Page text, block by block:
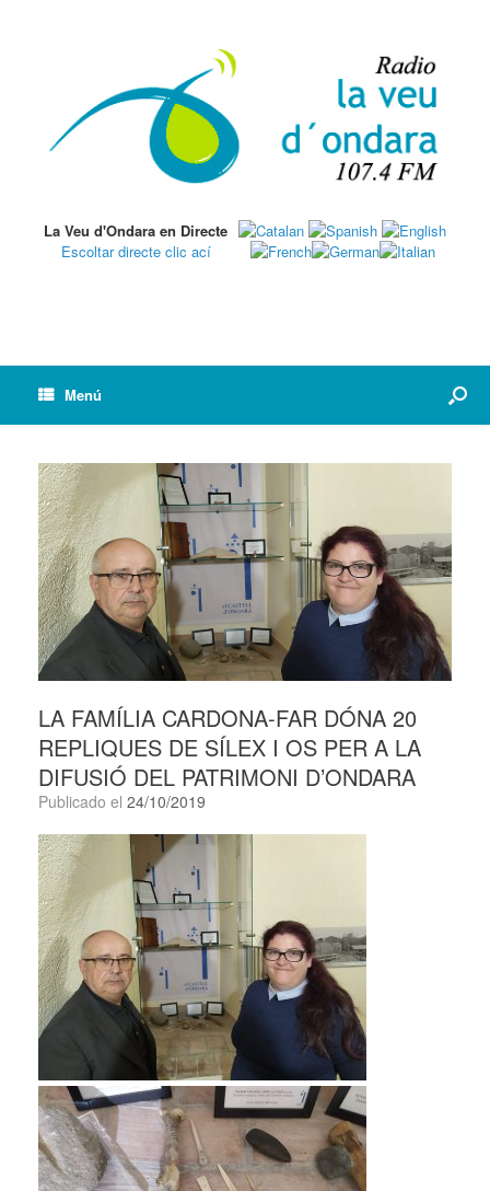
La Veu d'Ondara en Directe
Escoltar directe clic ací
Menú
LA FAMÍLIA CARDONA-FAR DÓNA 20
REPLIQUES DE SÍLEX I OS PER A LA
DIFUSIÓ DEL PATRIMONI D’ONDARA
Publicado el 24/10/2019